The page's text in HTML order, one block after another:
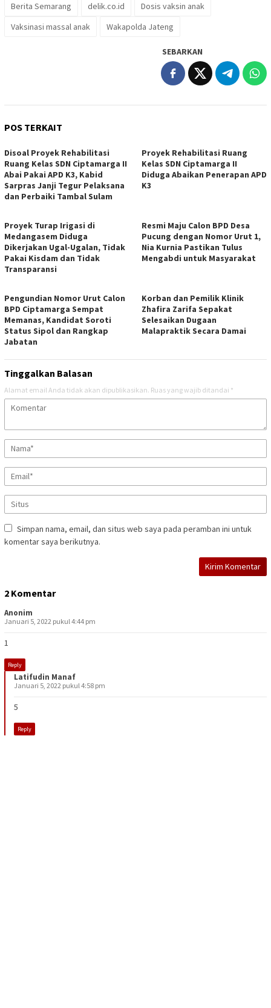
Berita Semarang delik.co.id
Dosis vaksin anak
Vaksinasi massal anak
Wakapolda Jateng
SEBARKAN
POS TERKAIT
Disoal Proyek Rehabilitasi
Ruang Kelas SDN Ciptamarga II
Abai Pakai APD K3, Kabid
Sarpras Janji Tegur Pelaksana
dan Perbaiki Tambal Sulam
Proyek Rehabilitasi Ruang
Kelas SDN Ciptamarga II
Diduga Abaikan Penerapan APD
K3
Proyek Turap Irigasi di
Medangasem Diduga
Dikerjakan Ugal-Ugalan, Tidak
Pakai Kisdam dan Tidak
Transparansi
Resmi Maju Calon BPD Desa
Pucung dengan Nomor Urut 1,
Nia Kurnia Pastikan Tulus
Mengabdi untuk Masyarakat
Pengundian Nomor Urut Calon
BPD Ciptamarga Sempat
Memanas, Kandidat Soroti
Status Sipol dan Rangkap
Jabatan
Korban dan Pemilik Klinik
Zhafira Zarifa Sepakat
Selesaikan Dugaan
Malapraktik Secara Damai
Tinggalkan Balasan
Alamat email Anda tidak akan dipublikasikan. Ruas yang wajib ditandai *
Simpan nama, email, dan situs web saya pada peramban ini untuk
komentar saya berikutnya.
2 Komentar
Anonim
Januari 5, 2022 pukul 4:44 pm
1
Reply
Latifudin Manaf
Januari 5, 2022 pukul 4:58 pm
5
Reply